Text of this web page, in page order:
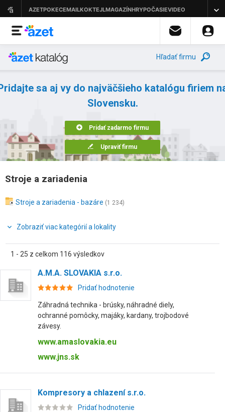
Hľadať firmu
sa aj vy do najväčšieho katalógu firiem
Slovensku.
Pridať zadarmo firmu
Upraviť firmu
Stroje a zariadenia
Stroje a zariadenia - bazáre (1 234)
Zobraziť viac kategórií a lokality
1 - 25 z celkom 116 výsledkov
A.M.A. SLOVAKIA s.r.o.
Pridať hodnotenie
Záhradná technika - brúsky, náhradné diely,
ochranné pomôcky, majáky, kardany, trojbodové
závesy.
www.amaslovakia.eu
www.jns.sk
Kompresory a chlazení s.r.o.
Pridať hodnotenie